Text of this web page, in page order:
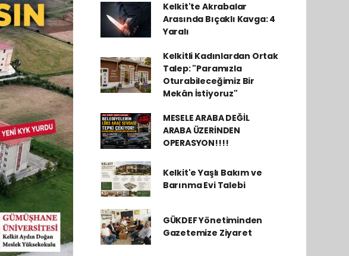
Kelkit'te Akrabalar
Arasında Bıçaklı Kavga: 4
Yaralı
Kelkitli Kadınlardan Ortak
Talep: "Paramızla
Oturabileceğimiz Bir
Mekân İstiyoruz"
MESELE ARABA DEĞİL
ARABA ÜZERİNDEN
OPERASYON!!!!
Kelkit'e Yaşlı Bakım ve
Barınma Evi Talebi
GÜKDEF Yönetiminden
Gazetemize Ziyaret